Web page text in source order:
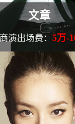
文章
商演出场费：5万-
章本名黄文章，以
跃于1980年代的台
侨，祖籍中国广东
英语、日语、印尼
查看文章个人资料